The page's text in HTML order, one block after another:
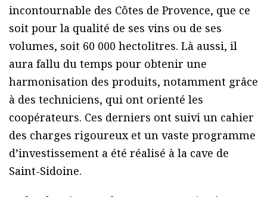
incontournable des Côtes de Provence, que ce
soit pour la qualité de ses vins ou de ses
volumes, soit 60 000 hectolitres. Là aussi, il
aura fallu du temps pour obtenir une
harmonisation des produits, notamment grâce
à des techniciens, qui ont orienté les
coopérateurs. Ces derniers ont suivi un cahier
des charges rigoureux et un vaste programme
d’investissement a été réalisé à la cave de
Saint-Sidoine.